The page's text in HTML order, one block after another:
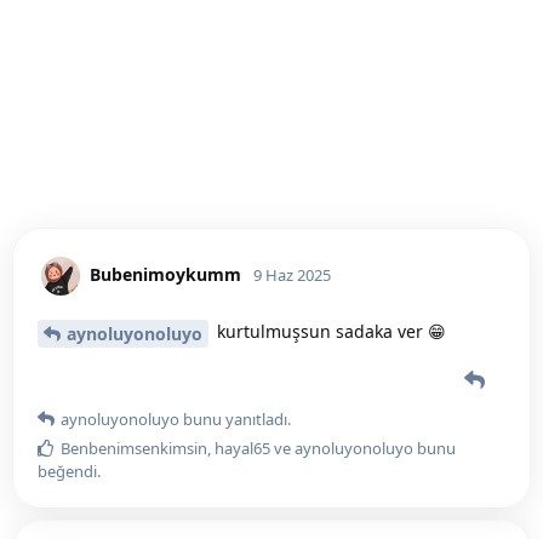
Bubenimoykumm 9 Haz 2025
aynoluyonoluyo kurtulmuşsun sadaka ver 😁
aynoluyonoluyo bunu yanıtladı.
Benbenimsenkimsin, hayal65veaynoluyonoluyo bunu
beğendi.